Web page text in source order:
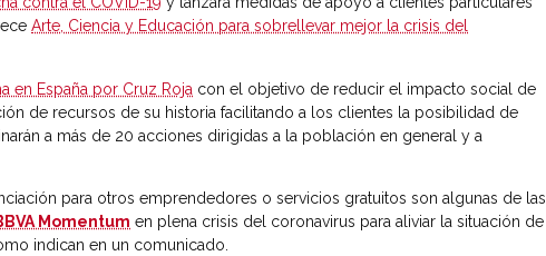
Arte, Ciencia y Educación para sobrellevar mejor la crisis del
en España por Cruz Roja con el objetivo de reducir el impacto social de
de recursos de su historia facilitando a los clientes la posibilidad de
a más de 20 acciones dirigidas a la población en general y a
para otros emprendedores o servicios gratuitos son algunas de las
Momentum en plena crisis del coronavirus para aliviar la situación de
indican en un comunicado.